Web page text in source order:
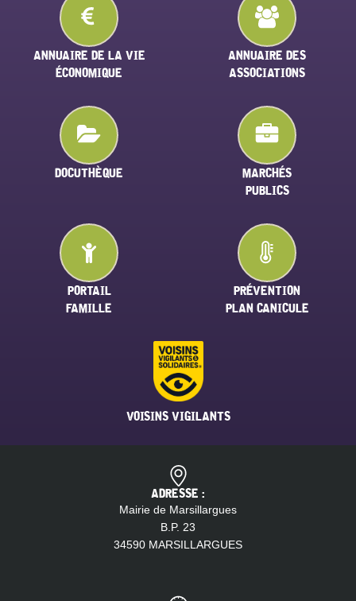
ANNUAIRE DE LA VIE
ÉCONOMIQUE
ANNUAIRE DES
ASSOCIATIONS
DOCUTHÈQUE
MARCHÉS
PUBLICS
PORTAIL
FAMILLE
PRÉVENTION
PLAN CANICULE
VOISINS VIGILANTS
ADRESSE :
Mairie de Marsillargues
B.P. 23
34590 MARSILLARGUES